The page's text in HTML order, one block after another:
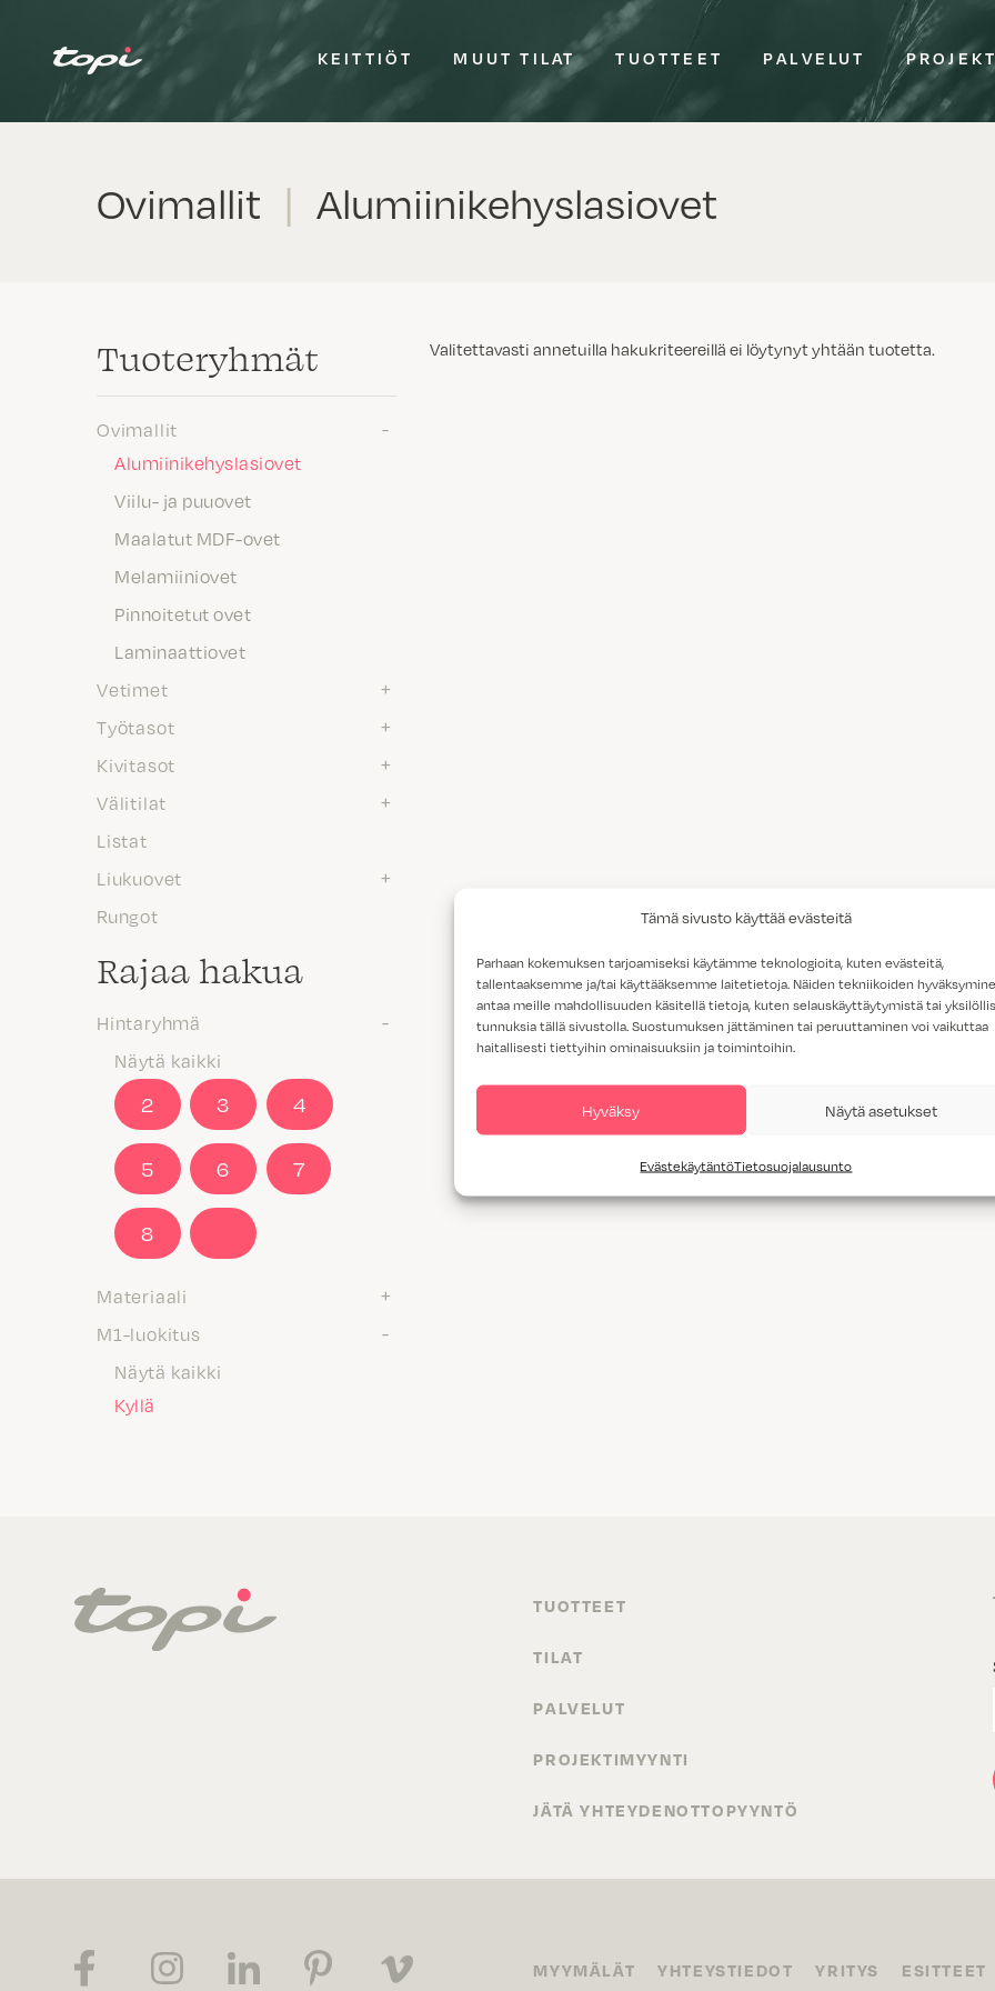
Tämä sivusto käyttää evästeitä
Parhaan kokemuksen tarjoamiseksi käytämme teknologioita, kuten evästeitä,
tallentaaksemme ja/tai käyttääksemme laitetietoja. Näiden tekniikoiden
antaa meille mahdollisuuden käsitellä tietoja, kuten selauskäyttäytymistä tai
tunnuksia tällä sivustolla. Suostumuksen jättäminen tai peruuttaminen voi vaikuttaa
haitallisesti tiettyihin ominaisuuksiin ja toimintoihin.
Hyväksy Näytä asetukset
EvästekäytäntöTietosuojalausunto
KEITTIÖT MUUT TILAT TUOTTEET PALVELUT
Ovimallit | Alumiinikehyslasiovet
Tuote­ryhmät
Ovimallit
Alumiinikehyslasiovet
Viilu- ja puuovet
Maalatut MDF-ovet
Melamiiniovet
Pinnoitetut ovet
Laminaattiovet
Vetimet
Työtasot
Kivitasot
Välitilat
Listat
Liukuovet
Rungot
Rajaa hakua
Hintaryhmä
Näytä kaikki
2 3 4
5 6 7
8
Materiaali
M1-luokitus
Näytä kaikki
Kyllä
Valitettavasti annetuilla hakukriteereillä ei löytynyt yhtään tuotetta.
TUOTTEET
TILAT
PALVELUT
PROJEKTIMYYNTI
JÄTÄ YHTEYDENOTTOPYYNTÖ
MYYMÄLÄT YHTEYSTIEDOT YRITYS ESITTEET